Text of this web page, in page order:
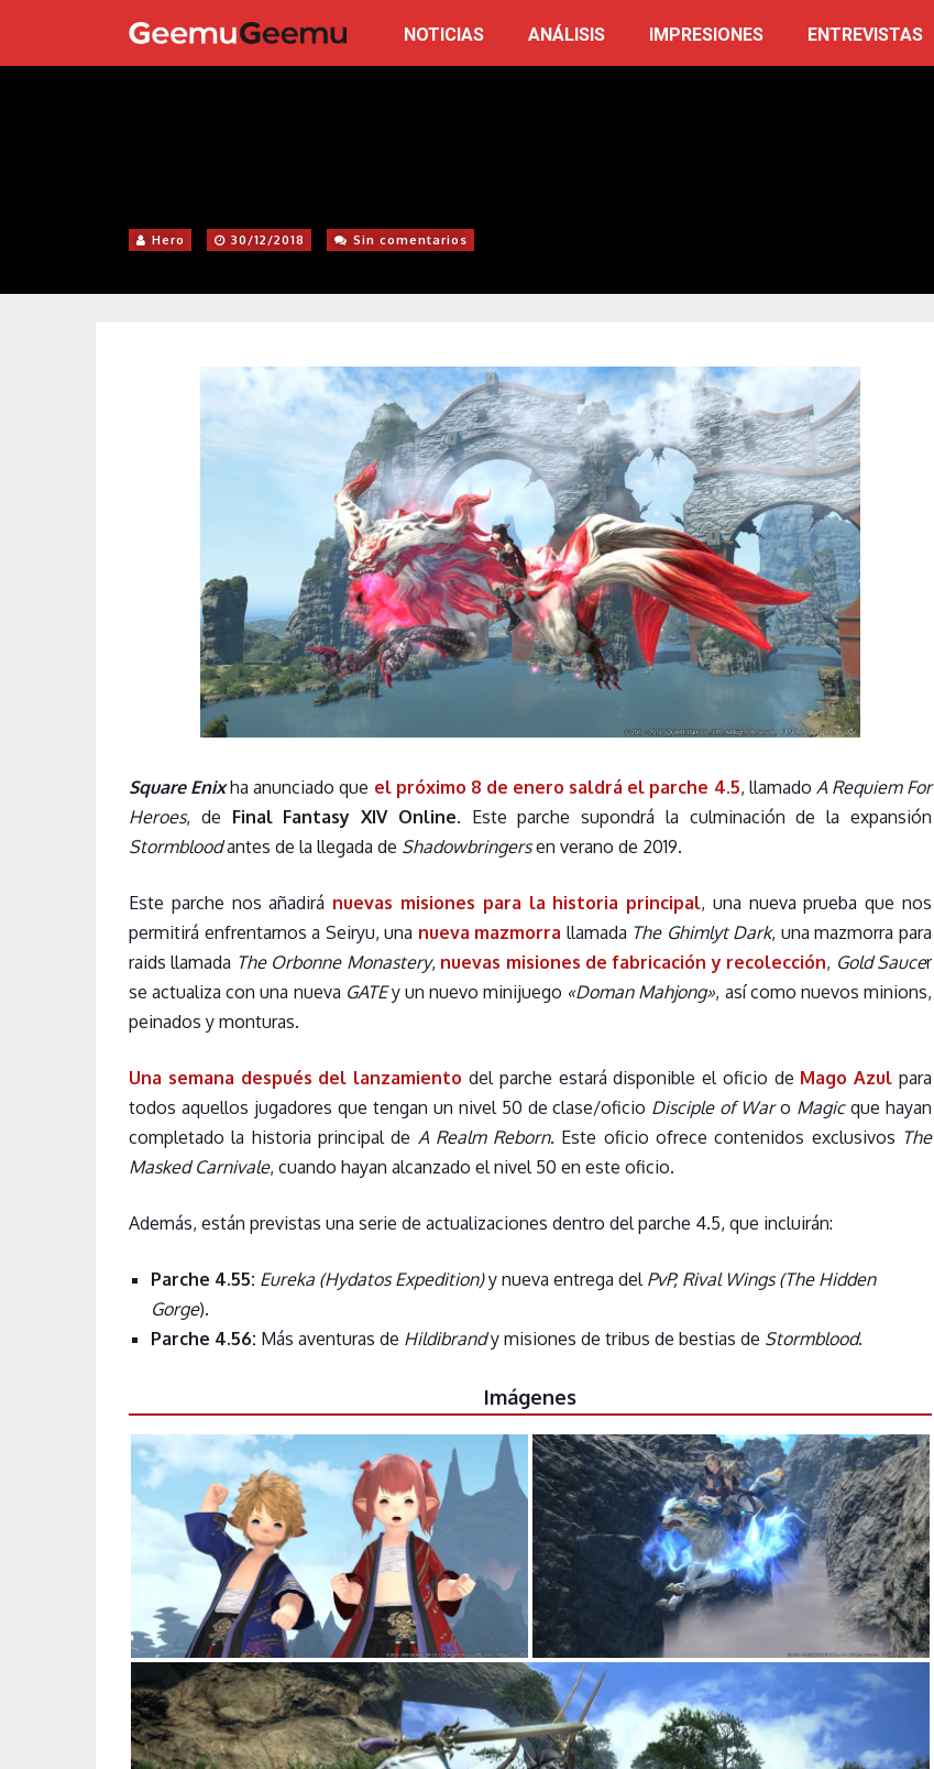
NOTICIAS ANÁLISIS IMPRESIONES ENTREVISTAS
Hero 30/12/2018 Sin comentarios
Square Enixha anunciado que el próximo 8 de enero saldrá el parche 4.5, llamado A Requiem For
Heroes, de Final Fantasy XIV Online. Este parche supondrá la culminación de la expansión
Stormbloodantes de la llegada de Shadowbringersen verano de 2019.
Este parche nos añadirá nuevas misiones para la historia principal, una nueva prueba que nos
permitirá enfrentarnos a Seiryu, una nueva mazmorra llamada The Ghimlyt Dark, una mazmorra para
raids llamada The Orbonne Monastery, nuevas misiones de fabricación y recolección, Gold Saucer
se actualiza con una nueva GATEy un nuevo minijuego «Doman Mahjong», así como nuevos minions,
peinados y monturas.
Una semana después del lanzamiento del parche estará disponible el oficio de Mago Azul para
todos aquellos jugadores que tengan un nivel 50 de clase/oficio Disciple of Waro Magicque hayan
completado la historia principal de A Realm Reborn. Este oficio ofrece contenidos exclusivos The
Masked Carnivale, cuando hayan alcanzado el nivel 50 en este oficio.
Además, están previstas una serie de actualizaciones dentro del parche 4.5, que incluirán:
Parche 4.55: Eureka (Hydatos Expedition)y nueva entrega del PvP, Rival Wings (The Hidden
Gorge).
Parche 4.56: Más aventuras de Hildibrandy misiones de tribus de bestias de Stormblood.
Imágenes